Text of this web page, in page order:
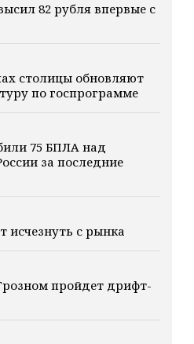
82 рубля впервые с
столицы обновляют
по госпрограмме
75 БПЛА над
за последние
исчезнуть с рынка
пройдет дрифт-